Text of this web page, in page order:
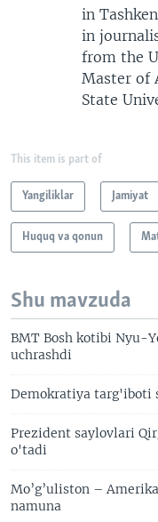
in
in
from the
Master of
State
This item is part of
Yangiliklar Jamiyat
Huquq va qonun
Shu mavzuda
BMT Bosh kotibi Nyu-
uchrashdi
Demokratiya targ'iboti
Prezident saylovlari
o'tadi
Mo’g’uliston –
namuna